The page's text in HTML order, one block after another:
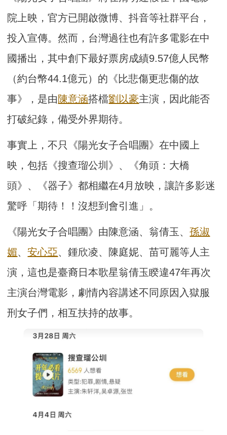
院上映，官方已開啟微博、抖音等社群平台，
投入宣傳。然而，台灣過往也有許多電影在中
國播出，其中創下最好票房成績9.57億人民幣
（約台幣44.1億元）的《比悲傷更悲傷的故
事》，是由陳意涵搭檔劉以豪主演，因此能否
打破紀錄，備受外界期待。
事實上，不只《陽光女子合唱團》在中國上
映，包括《搜查瑠公圳》、《角頭：大橋
頭》、《器子》都相繼在4月放映，讓許多影迷
驚呼「期待！！沒想到會引進」。
《陽光女子合唱團》由陳意涵、翁倩玉、孫淑
媚、安心亞、鍾欣凌、陳庭妮、苗可麗等人主
演，這也是臺裔日本歌星翁倩玉睽違47年再次
主演台灣電影，劇情內容講述不同原因入獄服
刑女子們，相互扶持的故事。